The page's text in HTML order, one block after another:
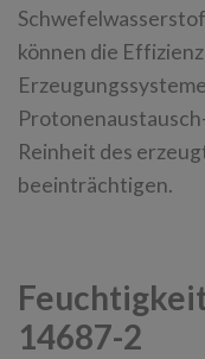
können die
Reinheit des
beeinträchtigen.
14687-2